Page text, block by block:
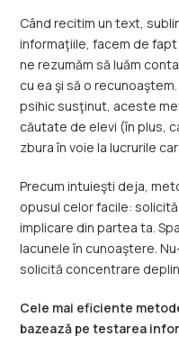
Când recitim un text,
informaţiile, facem de
ne rezumăm să luăm
cu ea şi să o
psihic susţinut, aceste
căutate de elevi (în plus,
zbura în voie la lucrurile
Precum intuieşti deja,
opusul celor facile:
implicare din partea ta.
lacunele în cunoaştere.
solicită concentrare
Cele mai eficiente
bazează pe testarea